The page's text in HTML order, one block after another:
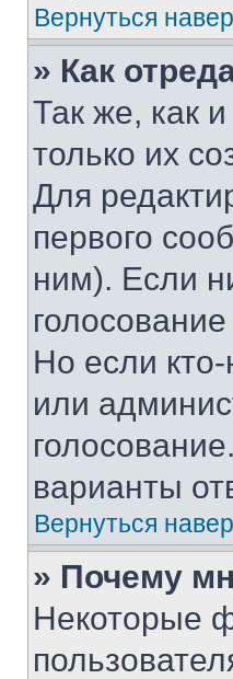
Вернуться
» Как
Так же, как
только их
Для
первого
ним). Если
Но если
или
варианты
Вернуться
» Почему
Некоторые